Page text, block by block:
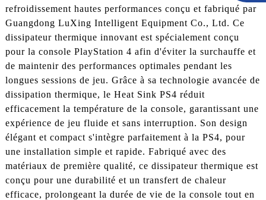
refroidissement hautes performances conçu et fabriqué par
Guangdong LuXing Intelligent Equipment Co., Ltd. Ce
dissipateur thermique innovant est spécialement conçu
pour la console PlayStation 4 afin d'éviter la surchauffe et
de maintenir des performances optimales pendant les
longues sessions de jeu. Grâce à sa technologie avancée de
dissipation thermique, le Heat Sink PS4 réduit
efficacement la température de la console, garantissant une
expérience de jeu fluide et sans interruption. Son design
élégant et compact s'intègre parfaitement à la PS4, pour
une installation simple et rapide. Fabriqué avec des
matériaux de première qualité, ce dissipateur thermique est
conçu pour une durabilité et un transfert de chaleur
efficace, prolongeant la durée de vie de la console tout en